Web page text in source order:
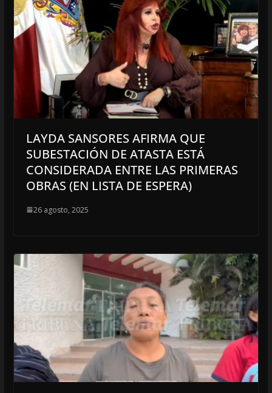
LAYDA SANSORES AFIRMA QUE
SUBESTACIÓN DE ATASTA ESTÁ
CONSIDERADA ENTRE LAS PRIMERAS
OBRAS (EN LISTA DE ESPERA)
26 agosto, 2025